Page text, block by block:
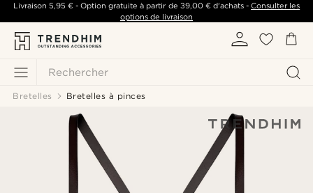
Rechercher
Livraison 5,95 €- Option gratuite à partir de 39,00 €d'achats -Consulter les
options de livraison
Bretelles Bretelles à pinces